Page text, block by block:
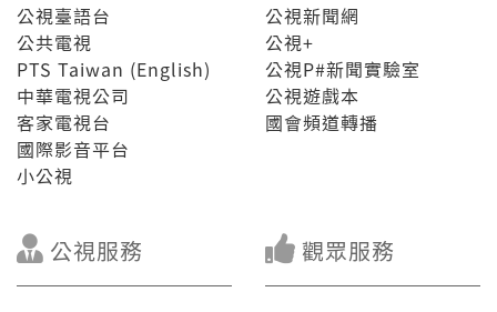
公視臺語台
公共電視
PTS Taiwan (English)
中華電視公司
客家電視台
國際影音平台
小公視
公視新聞網
公視+
公視P#新聞實驗室
公視遊戲本
國會頻道轉播
公視服務 觀眾服務